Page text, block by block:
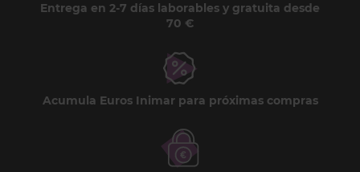
Entrega en 2-7 días laborables y gratuita desde
70 €
Acumula Euros Inimar para próximas compras